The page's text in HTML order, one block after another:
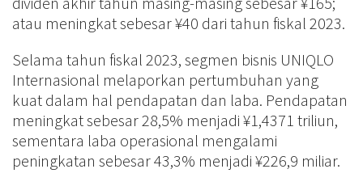
atau meningkat sebesar ¥40 dari tahun fiskal 2023.
Selama tahun fiskal 2023, segmen bisnis UNIQLO
Internasional melaporkan pertumbuhan yang
kuat dalam hal pendapatan dan laba. Pendapatan
meningkat sebesar 28,5% menjadi ¥1,4371 triliun,
sementara laba operasional mengalami
peningkatan sebesar 43,3% menjadi ¥226,9 miliar.